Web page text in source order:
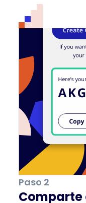
Paso 2
Comparte